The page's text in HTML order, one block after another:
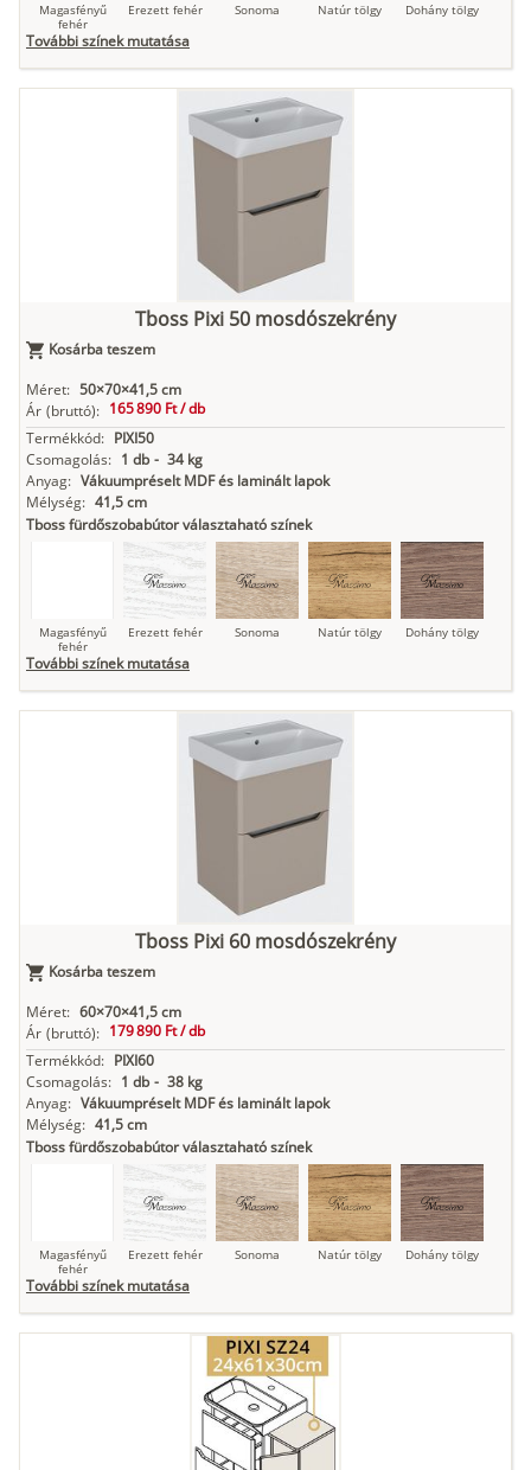
Magasfényű
fehér
Erezett fehér Sonoma Natúr tölgy Dohány tölgy
Loft beton
Szupermatt
fehér
Füstös zöld
Antracit Matt fekete
További színek mutatása
Tboss Pixi 50 mosdószekrény
Kosárba teszem
Méret: 50×70×41,5 cm
Ár (bruttó): 165 890 Ft /db
Termékkód: PIXI50
Csomagolás: 1 db - 34 kg
Anyag: Vákuumpréselt MDF és laminált lapok
Mélység: 41,5 cm
Tboss fürdőszobabútor választaható színek
Magasfényű
fehér
Erezett fehér Sonoma Natúr tölgy Dohány tölgy
Loft beton
Szupermatt
fehér
Füstös zöld
Antracit Matt fekete
További színek mutatása
Tboss Pixi 60 mosdószekrény
Kosárba teszem
Méret: 60×70×41,5 cm
Ár (bruttó): 179 890 Ft /db
Termékkód: PIXI60
Csomagolás: 1 db - 38 kg
Anyag: Vákuumpréselt MDF és laminált lapok
Mélység: 41,5 cm
Tboss fürdőszobabútor választaható színek
Magasfényű
fehér
Erezett fehér Sonoma Natúr tölgy Dohány tölgy
Loft beton
Szupermatt
További színek mutatása